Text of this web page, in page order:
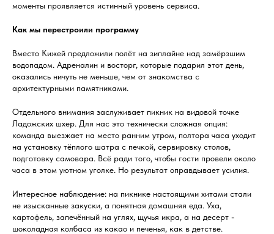
моменты проявляется истинный уровень сервиса.
Как мы перестроили программу
Вместо Кижей предложили полёт на зиплайне над замёрзшим
водопадом. Адреналин и восторг, которые подарил этот день,
оказались ничуть не меньше, чем от знакомства с
архитектурными памятниками.
Отдельного внимания заслуживает пикник на видовой точке
Ладожских шхер. Для нас это технически сложная опция:
команда выезжает на место ранним утром, полтора часа уходит
на установку тёплого шатра с печкой, сервировку столов,
подготовку самовара. Всё ради того, чтобы гости провели около
часа в этом уютном уголке. Но результат оправдывает усилия.
Интересное наблюдение: на пикнике настоящими хитами стали
не изысканные закуски, а понятная домашняя еда. Уха,
картофель, запечённый на углях, щучья икра, а на десерт -
шоколадная колбаса из какао и печенья, как в детстве.